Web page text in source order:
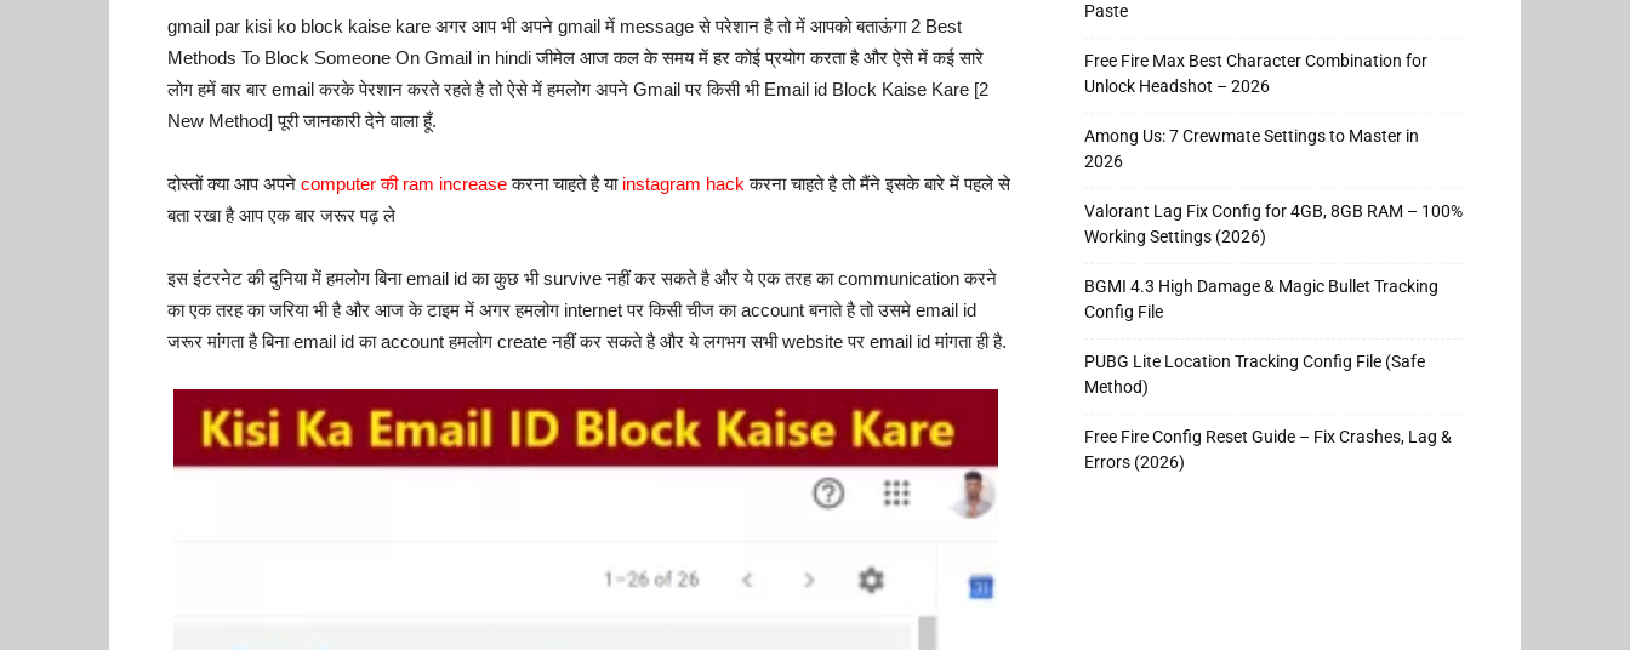
gmail par kisi ko block kaise kare अगर आप भी अपने gmail में message से परेशान है तो में आपको बताऊंगा 2 Best
Methods To Block Someone On Gmail in hindi जीमेल आज कल के समय में हर कोई प्रयोग करता है और ऐसे में कई सारे
लोग हमें बार बार email करके पेरशान करते रहते है तो ऐसे में हमलोग अपने Gmail पर किसी भी Email id Block Kaise Kare [2
New Method] पूरी जानकारी देने वाला हूँ.
दोस्तों क्या आप अपने computer की ram increaseकरना चाहते है या instagram hack करना चाहते है तो मैंने इसके बारे में पहले से
बता रखा है आप एक बार जरूर पढ़ ले
इस इंटरनेट की दुनिया में हमलोग बिना email id का कुछ भी survive नहीं कर सकते है और ये एक तरह का communication करने
का एक तरह का जरिया भी है और आज के टाइम में अगर हमलोग internet पर किसी चीज का account बनाते है तो उसमे email id
जरूर मांगता है बिना email id का account हमलोग create नहीं कर सकते है और ये लगभग सभी website पर email id मांगता ही है.
Paste
Free Fire Max Best Character Combination for
Unlock Headshot – 2026
Among Us: 7 Crewmate Settings to Master in
2026
Valorant Lag Fix Config for 4GB, 8GB RAM – 100%
Working Settings (2026)
BGMI 4.3 High Damage & Magic Bullet Tracking
Config File
PUBG Lite Location Tracking Config File (Safe
Method)
Free Fire Config Reset Guide – Fix Crashes, Lag &
Errors (2026)